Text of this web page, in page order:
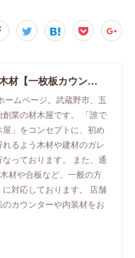
東京・吉祥寺の勝又木材【一枚板カウンター】
ームページ。武蔵野市、五
業の材木屋です。 「誰で
」をコンセプトに、初め
るよう木材や建材のガレ
っております。 また、通
材や合板など、一般の方
対応しております。 店舗
カウンターや内装材をお